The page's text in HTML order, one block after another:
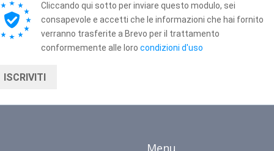
Cliccando qui sotto per inviare questo modulo, sei
consapevole e accetti che le informazioni che hai fornito
verranno trasferite a Brevo per il trattamento
conformemente alle loro condizioni d'uso
ISCRIVITI